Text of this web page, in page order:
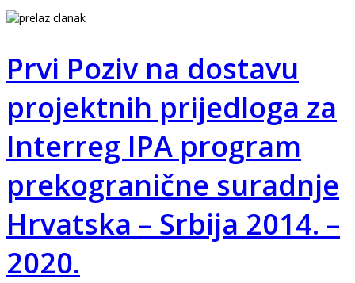
Prvi Poziv na dostavu
projektnih prijedloga za
Interreg IPA program
prekogranične suradnje
Hrvatska – Srbija 2014. –
2020.